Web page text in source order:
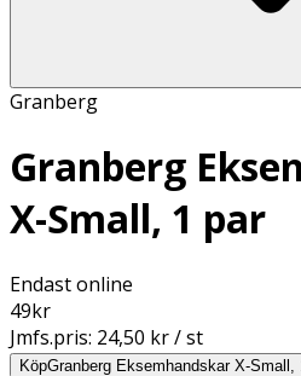
Granberg
Granberg
X-Small, 1 par
Endast online
49kr
Jmfs.pris: 24,50 kr / st
KöpGranberg Eksemhandskar X-Small,